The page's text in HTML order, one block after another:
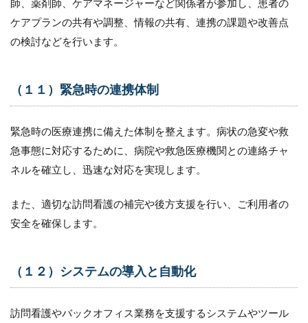
師、薬剤師、ケアマネージャーなど関係者が参加し、患者の
ケアプランの共有や調整、情報の共有、連携の課題や改善点
の検討などを行います。
（１１）緊急時の連携体制
緊急時の医療連携に備えた体制を整えます。病状の急変や救
急事態に対応するために、病院や救急医療機関との連絡チャ
ネルを確立し、迅速な対応を実現します。
また、適切な訪問看護の補完や後方支援を行い、ご利用者の
安全を確保します。
（１２）システムの導入と自動化
訪問看護やバックオフィス業務を支援するシステムやツール